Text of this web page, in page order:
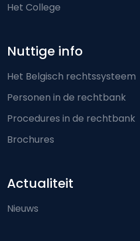
Het College
Nuttige info
Het Belgisch rechtssysteem
Personen in de rechtbank
Procedures in de rechtbank
Brochures
Actualiteit
Nieuws